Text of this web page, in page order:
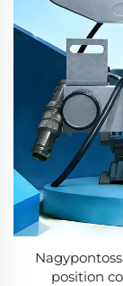
position